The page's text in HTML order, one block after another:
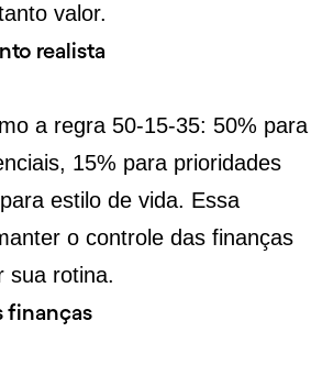
valor.
realista
a regra 50-15-35: 50% para
15% para prioridades
estilo de vida. Essa
o controle das finanças
sua rotina.
finanças